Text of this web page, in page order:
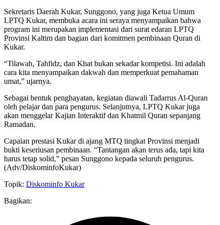
Sekretaris Daerah Kukar, Sunggono, yang juga Ketua Umum
LPTQ Kukar, membuka acara ini seraya menyampaikan bahwa
program ini merupakan implementasi dari surat edaran LPTQ
Provinsi Kaltim dan bagian dari komitmen pembinaan Quran di
Kukar.
“Tilawah, Tahfidz, dan Khat bukan sekadar kompetisi. Ini adalah
cara kita menyampaikan dakwah dan memperkuat pemahaman
umat,” ujarnya.
Sebagai bentuk penghayatan, kegiatan diawali Tadarrus Al-Quran
oleh pelajar dan para pengurus. Selanjutnya, LPTQ Kukar juga
akan menggelar Kajian Interaktif dan Khatmil Quran sepanjang
Ramadan.
Capaian prestasi Kukar di ajang MTQ tingkat Provinsi menjadi
bukti keseriusan pembinaan. “Tantangan akan terus ada, tapi kita
harus tetap solid,” pesan Sunggono kepada seluruh pengurus.
(Adv/DiskominfoKukar)
Topik: Diskominfo Kukar
Bagikan: